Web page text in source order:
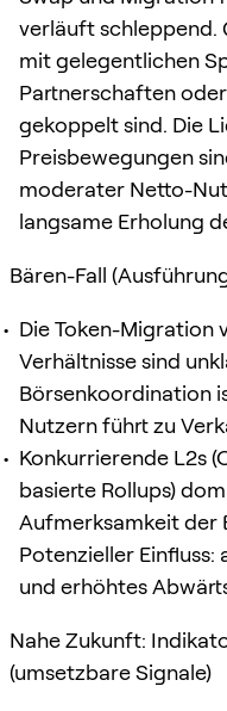
verläuft schleppend.
mit gelegentlichen
Partnerschaften
gekoppelt sind. Die
Preisbewegungen
moderater Netto-
langsame Erholung
Bären-Fall
Die Token-Migration
Verhältnisse sind
Börsenkoordination
Nutzern führt zu
Konkurrierende L2s
basierte Rollups)
Aufmerksamkeit der
Potenzieller
und erhöhtes
Nahe Zukunft:
(umsetzbare Signale)